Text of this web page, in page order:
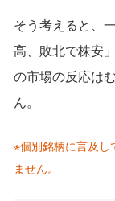
そう考えると、
高、敗北で株安
の市場の反応は
ん。
※個別銘柄に言及し
ません。